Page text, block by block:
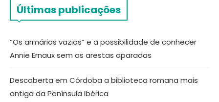
Últimas publicações
“Os armários vazios” e a possibilidade de conhecer
Annie Ernaux sem as arestas aparadas
Descoberta em Córdoba a biblioteca romana mais
antiga da Península Ibérica